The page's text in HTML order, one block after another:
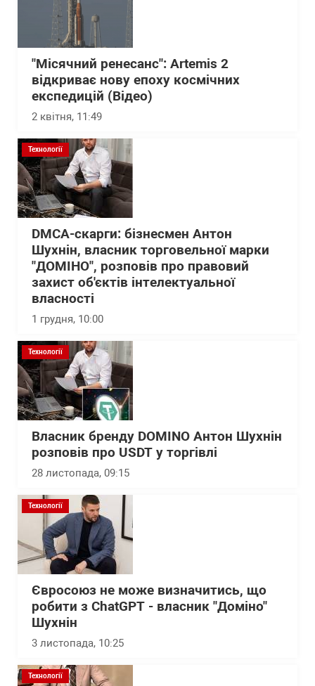
"Місячний ренесанс": Artemis 2
відкриває нову епоху космічних
експедицій (Відео)
2 квітня, 11:49
Технології
DMCA-скарги: бізнесмен Антон
Шухнін, власник торговельної марки
"ДОМІНО", розповів про правовий
захист об'єктів інтелектуальної
власності
1 грудня, 10:00
Технології
Власник бренду DOMINO Антон Шухнін
розповів про USDT у торгівлі
28 листопада, 09:15
Технології
Євросоюз не може визначитись, що
робити з ChatGPT - власник "Доміно"
Шухнін
3 листопада, 10:25
Технології